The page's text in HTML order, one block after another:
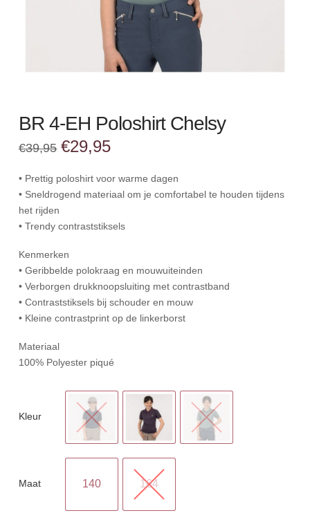
BR 4-EH Poloshirt Chelsy
€39,95 Oorspronkelijke
prijs
€39,95.
€29,95
€29,95.
• Prettig poloshirt voor warme dagen
• Sneldrogend materiaal om je comfortabel te houden tijdens
het rijden
• Trendy contraststiksels
Kenmerken
• Geribbelde polokraag en mouwuiteinden
• Verborgen drukknoopsluiting met contrastband
• Contraststiksels bij schouder en mouw
• Kleine contrastprint op de linkerborst
Materiaal
100% Polyester piqué
Kleur
Maat 140 164